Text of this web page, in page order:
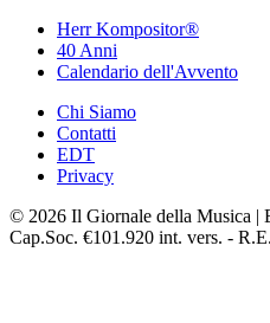
Herr Kompositor®
40 Anni
Calendario dell'Avvento
Chi Siamo
Contatti
EDT
Privacy
© 2026 Il Giornale della Musica |
Cap.Soc. €101.920 int. vers. -